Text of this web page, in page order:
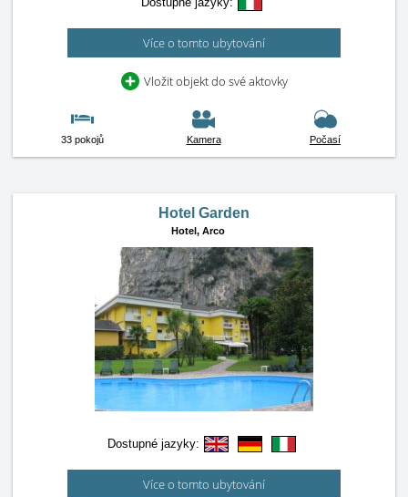
Více o tomto ubytování
Vložit objekt do své aktovky
33 pokojů Kamera Počasí
Hotel Garden
Hotel, Arco
Dostupné jazyky:
Více o tomto ubytování